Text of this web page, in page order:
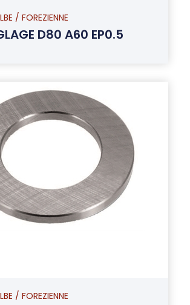
/ FOREZIENNE
D80 A60 EP0.5
/ FOREZIENNE